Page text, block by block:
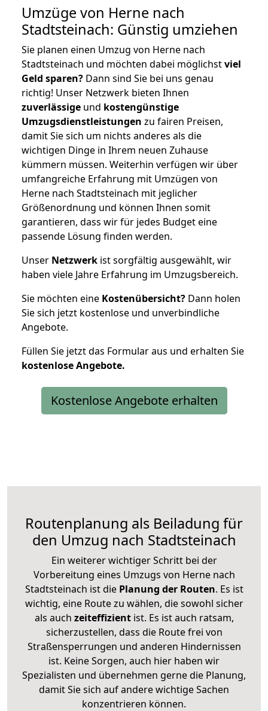
Umzüge von Herne nach
Stadtsteinach: Günstig umziehen
Sie planen einen Umzug von Herne nach
Stadtsteinach und möchten dabei möglichstviel
Geld sparen? Dann sind Sie bei uns genau
richtig! Unser Netzwerk bieten Ihnen
zuverlässige und kostengünstige
Umzugsdienstleistungen zu fairen Preisen,
damit Sie sich um nichts anderes als die
wichtigen Dinge in Ihrem neuen Zuhause
kümmern müssen. Weiterhin verfügen wir über
umfangreiche Erfahrung mit Umzügen von
Herne nach Stadtsteinach mit jeglicher
Größenordnung und können Ihnen somit
garantieren, dass wir für jedes Budget eine
passende Lösung finden werden.
Unser Netzwerk ist sorgfältig ausgewählt, wir
haben viele Jahre Erfahrung im Umzugsbereich.
Sie möchten eine Kostenübersicht? Dann holen
Sie sich jetzt kostenlose und unverbindliche
Angebote.
Füllen Sie jetzt das Formular aus und erhalten Sie
kostenloseAngebote.
Kostenlose Angebote erhalten
Routenplanung als Beiladung für
den Umzug nach Stadtsteinach
Ein weiterer wichtiger Schritt bei der
Vorbereitung eines Umzugs von Herne nach
Stadtsteinach ist diePlanung der Routen. Es ist
wichtig, eine Route zu wählen, die sowohl sicher
als auch zeiteffizientist. Es ist auch ratsam,
sicherzustellen, dass die Route frei von
Straßensperrungen und anderen Hindernissen
ist. Keine Sorgen, auch hier haben wir
Spezialisten und übernehmen gerne die Planung,
damit Sie sich auf andere wichtige Sachen
konzentrieren können.